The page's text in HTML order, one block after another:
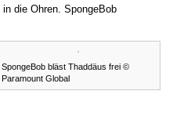
die Ohren. SpongeBob
SpongeBob bläst Thaddäus frei ©
Paramount Global